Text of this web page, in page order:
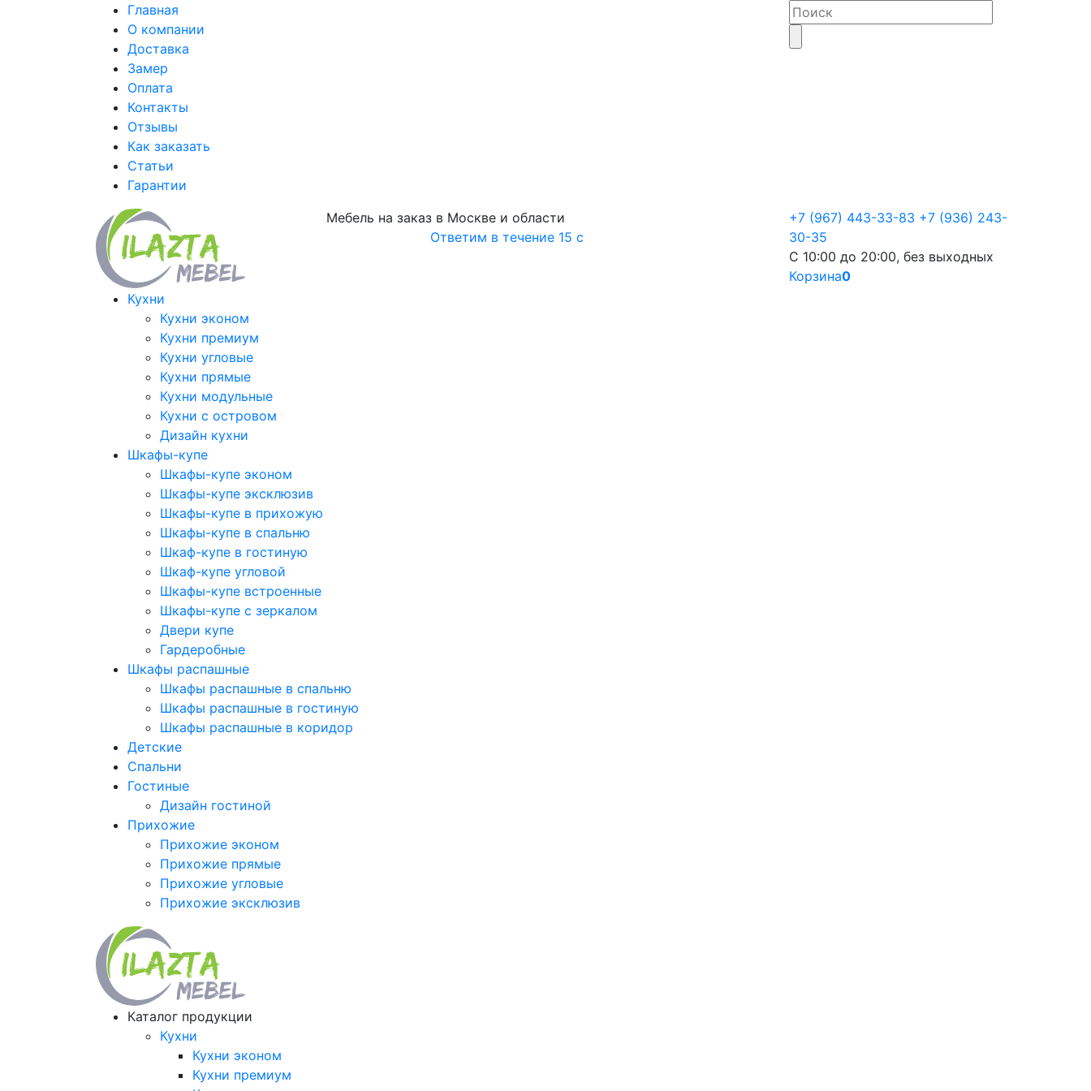
Главная
О компании
Доставка
Замер
Оплата
Контакты
Отзывы
Как заказать
Статьи
Гарантии
Мебель на заказ в Москве и области
Ответим в течение 15 с
+7 (967) 443-33-83 +7 (936) 243-
30-35
С 10:00 до 20:00, без выходных
Корзина0
Кухни
Кухни эконом
Кухни премиум
Кухни угловые
Кухни прямые
Кухни модульные
Кухни с островом
Дизайн кухни
Шкафы-купе
Шкафы-купе эконом
Шкафы-купе эксклюзив
Шкафы-купе в прихожую
Шкафы-купе в спальню
Шкаф-купе в гостиную
Шкаф-купе угловой
Шкафы-купе встроенные
Шкафы-купе с зеркалом
Двери купе
Гардеробные
Шкафы распашные
Шкафы распашные в спальню
Шкафы распашные в гостиную
Шкафы распашные в коридор
Детские
Спальни
Гостиные
Дизайн гостиной
Прихожие
Прихожие эконом
Прихожие прямые
Прихожие угловые
Прихожие эксклюзив
Каталог продукции
Кухни
Кухни эконом
Кухни премиум